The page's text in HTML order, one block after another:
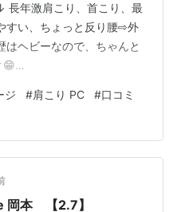
長年激肩こり、首こり、最
すい、ちょっと反り腰⇨外
はヘビーなので、ちゃんと
😁
出張マッサージなら｜出
【とある女社長辛口評価】
チコ 2.5 コスパ
量 ★★☆☆☆ 終わった
と‥ ごく普…
ジ #肩こり PC #口コミ
岡本 【2.7】